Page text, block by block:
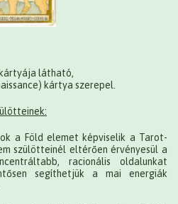
látható,
kártya szerepel.
a Föld elemet képviselik a Tarot-
szülötteinél eltérően érvényesül a
racionális oldalunkat
segíthetjük a mai energiák